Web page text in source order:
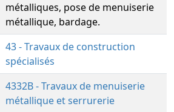
métalliques, pose de menuiserie
métallique, bardage.
43 - Travaux de construction
spécialisés
4332B - Travaux de menuiserie
métallique et serrurerie